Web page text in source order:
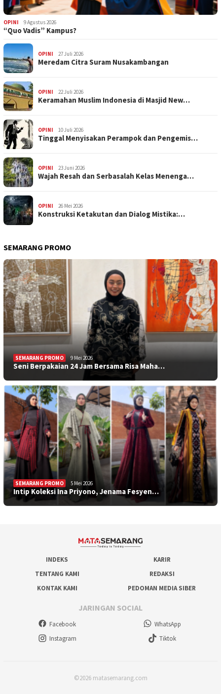
OPINI 9 Agustus 2026
“Quo Vadis” Kampus?
OPINI 27 Juli 2026
Meredam Citra Suram Nusakambangan
OPINI 22 Juli 2026
Keramahan Muslim Indonesia di Masjid New…
OPINI 10 Juli 2026
Tinggal Menyisakan Perampok dan Pengemis…
OPINI 23 Juni 2026
Wajah Resah dan Serbasalah Kelas Menenga…
OPINI 26 Mei 2026
Konstruksi Ketakutan dan Dialog Mistika:…
SEMARANG PROMO
SEMARANG PROMO 9 Mei 2026
Seni Berpakaian 24 Jam Bersama Risa Maha…
SEMARANG PROMO 5 Mei 2026
Intip Koleksi Ina Priyono, Jenama Fesyen…
INDEKS
KARIR
TENTANG KAMI
REDAKSI
KONTAK KAMI
PEDOMAN MEDIA SIBER
JARINGAN SOCIAL
Facebook
WhatsApp
Instagram
Tiktok
©2026 matasemarang.com